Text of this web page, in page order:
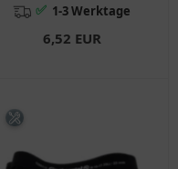
✅ 1-3 Werktage
6,52 EUR